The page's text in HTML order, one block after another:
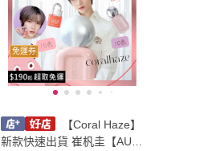
免運券
【Coral Haze】
新款快速出貨 崔杋圭【AUF